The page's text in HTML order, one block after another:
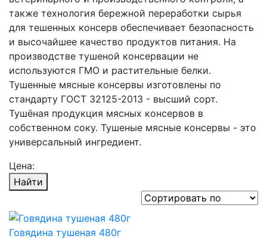
также технология бережной переработки сырья
для тешенных консерв обеспечивает безопасность
и высочайшее качество продуктов питания. На
производстве тушеной консервации не
используются ГМО и растительные белки.
Тушенные мясные консервы изготовлены по
стандарту ГОСТ 32125-2013 - высший сорт.
Тушёная продукция мясных консервов в
собственном соку. Тушеные мясные консервы - это
универсальный ингредиент.
Цена:
Найти
Говядина тушеная 480г